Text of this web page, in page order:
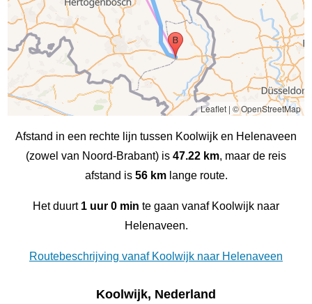
Leaflet|© OpenStreetMap
Afstand in een rechte lijn tussen Koolwijk en Helenaveen
(zowel van Noord-Brabant) is 47.22 km, maar de reis
afstand is 56 kmlange route.
Het duurt 1 uur 0 min te gaan vanaf Koolwijk naar
Helenaveen.
Routebeschrijving vanaf Koolwijk naar Helenaveen
Koolwijk, Nederland